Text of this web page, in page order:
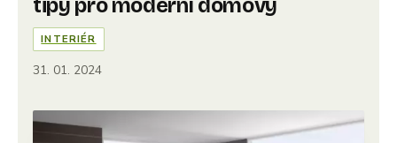
tipy pro moderní domovy
INTERIÉR
31. 01. 2024